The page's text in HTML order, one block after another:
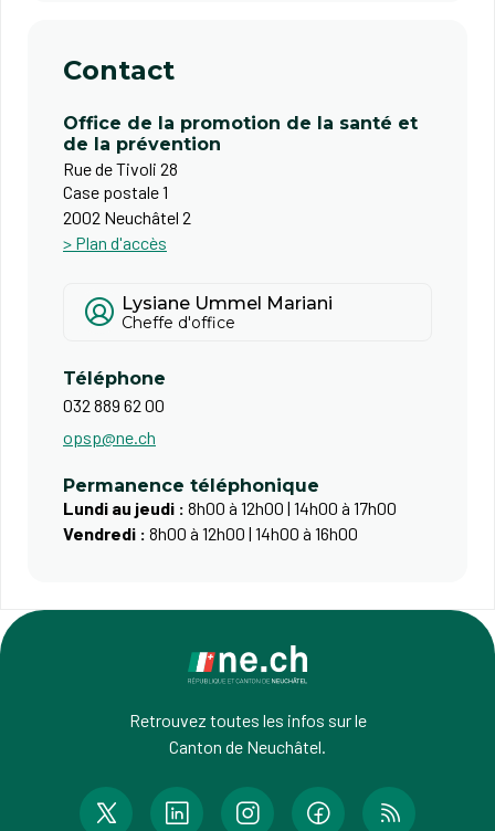
Contact
Office de la promotion de la santé et
de la prévention
Rue de Tivoli 28
Case postale 1
2002 Neuchâtel 2
> Plan d'accès
Lysiane Ummel Mariani
Cheffe d'office
Téléphone
032 889 62 00
opsp@ne.ch
Permanence téléphonique
Lundi au jeudi : 8h00 à 12h00 | 14h00 à 17h00
Vendredi : 8h00 à 12h00 | 14h00 à 16h00
Retrouvez toutes les infos sur le
Canton de Neuchâtel.